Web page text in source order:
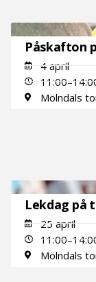
Påskafton
4 april
Mölndals
Lekdag på
25 april
Mölndals